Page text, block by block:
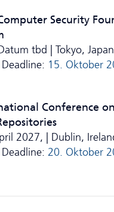
Security
tbd | Tokyo,
15. Oktober
Conference
2027, | Dublin,
20. Oktober